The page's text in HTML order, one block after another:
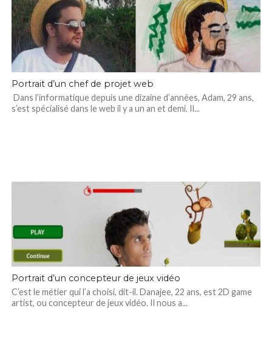
Portrait d’un chef de projet web
Dans l’informatique depuis une dizaine d’années, Adam, 29 ans,
s’est spécialisé dans le web il y a un an et demi. Il...
Portrait d’un concepteur de jeux vidéo
C’est le métier qui l’a choisi, dit-il. Danajee, 22 ans, est 2D game
artist, ou concepteur de jeux vidéo. Il nous a...